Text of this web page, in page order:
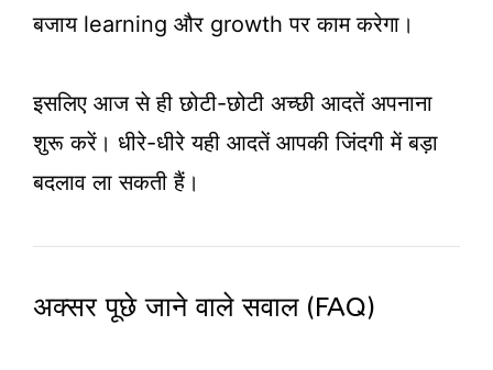
बजाय learning और growth पर काम करेगा।
इसलिए आज से ही छोटी-छोटी अच्छी आदतें अपनाना
शुरू करें। धीरे-धीरे यही आदतें आपकी जिंदगी में बड़ा
बदलाव ला सकती हैं।
अक्सर पूछे जाने वाले सवाल (FAQ)